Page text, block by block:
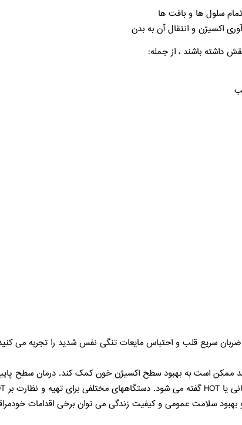
سلول ها و بافت ها
اکسیژن و انتقال آن به بدن
داشته باشند ، از جمله:
ممکن است به بهبود سطح اکسیژن خون کمک کند. درمان سطح
سلامت عمومی و کیفیت زندگی می توان برخی اقدامات